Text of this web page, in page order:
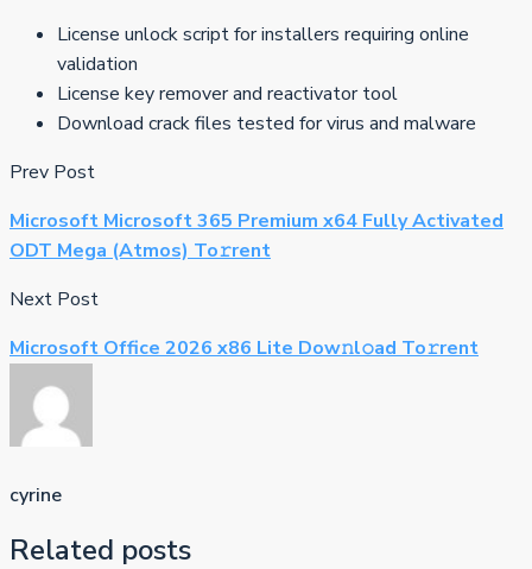
License unlock script for installers requiring online
validation
License key remover and reactivator tool
Download crack files tested for virus and malware
Prev Post
Microsoft Microsoft 365 Premium x64 Fully Activated
ODT Mega (Atmos) To𝚛rent
Next Post
Microsoft Office 2026 x86 Lite Dow𝚗l𝚘ad To𝚛rent
cyrine
Related posts